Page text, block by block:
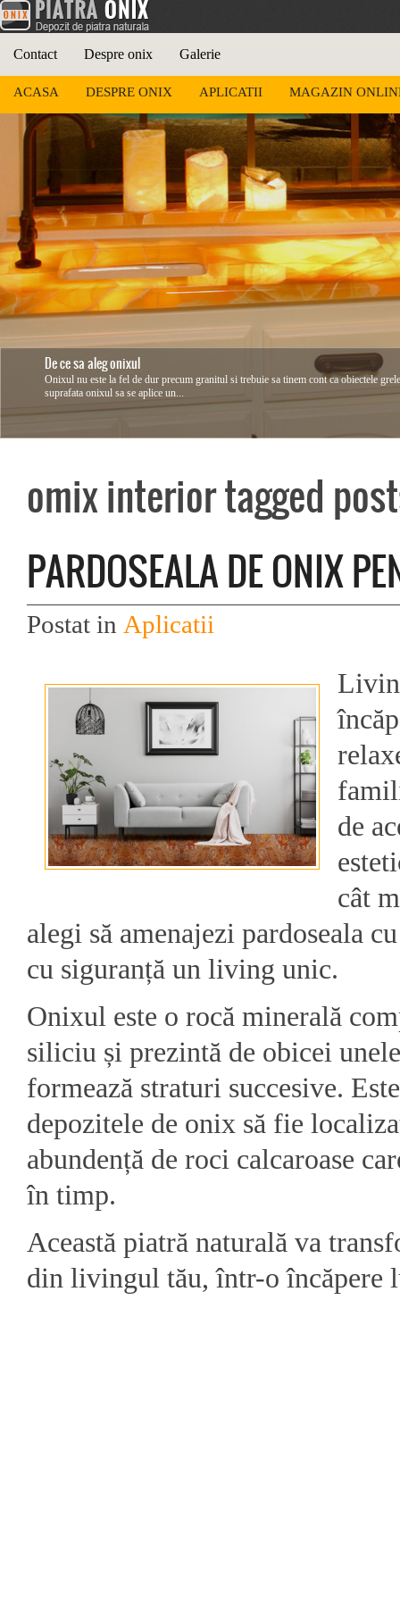
Contact Despre onix Galerie
ACASA DESPRE ONIX APLICATII MAGAZIN
De ce sa aleg onixul
Onixul nu este la fel de dur precum granitul si trebuie sa tinem cont ca obiectele
suprafata onixul sa se aplice un...
omix interior tagged
PARDOSEALA DE ONIX
Postat in Aplicatii
de
cât
alegi să amenajezi pardoseala
cu siguranță un living unic.
Onixul este o rocă minerală
siliciu și prezintă de obicei
formează straturi succesive.
depozitele de onix să fie
abundență de roci calcaroase
în timp.
Această piatră naturală va
din livingul tău, într-o încăpere